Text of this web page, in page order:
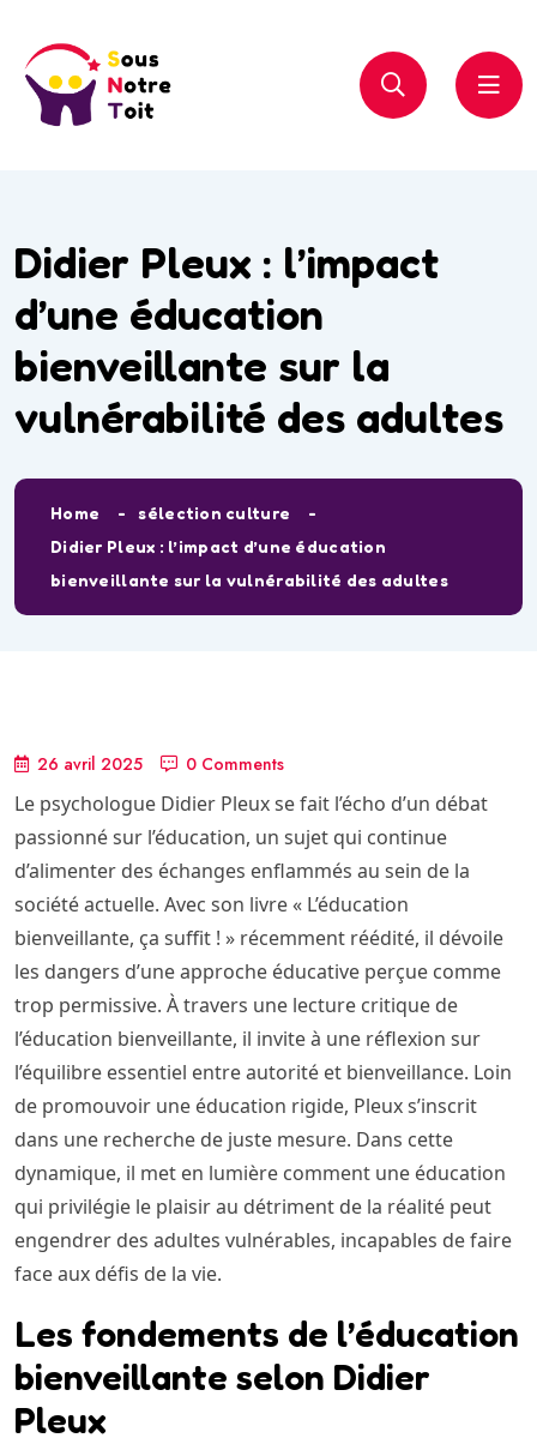
Didier Pleux : l’impact
d’une éducation
bienveillante sur la
vulnérabilité des adultes
Home
sélection culture
Didier Pleux : l’impact d’une éducation
bienveillante sur la vulnérabilité des adultes
26 avril 2025 0 Comments
Le psychologue Didier Pleux se fait l’écho d’un débat
passionné sur l’éducation, un sujet qui continue
d’alimenter des échanges enflammés au sein de la
société actuelle. Avec son livre « L’éducation
bienveillante, ça suffit ! » récemment réédité, il dévoile
les dangers d’une approche éducative perçue comme
trop permissive. À travers une lecture critique de
l’éducation bienveillante, il invite à une réflexion sur
l’équilibre essentiel entre autorité et bienveillance. Loin
de promouvoir une éducation rigide, Pleux s’inscrit
dans une recherche de juste mesure. Dans cette
dynamique, il met en lumière comment une éducation
qui privilégie le plaisir au détriment de la réalité peut
engendrer des adultes vulnérables, incapables de faire
face aux défis de la vie.
Les fondements de l’éducation
bienveillante selon Didier
Pleux